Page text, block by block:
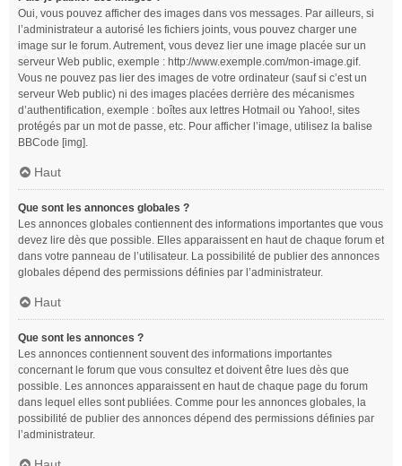
Oui, vous pouvez afficher des images dans vos messages. Par ailleurs, si
l’administrateur a autorisé les fichiers joints, vous pouvez charger une
image sur le forum. Autrement, vous devez lier une image placée sur un
serveur Web public, exemple : http://www.exemple.com/mon-image.gif.
Vous ne pouvez pas lier des images de votre ordinateur (sauf si c’est un
serveur Web public) ni des images placées derrière des mécanismes
d’authentification, exemple : boîtes aux lettres Hotmail ou Yahoo!, sites
protégés par un mot de passe, etc. Pour afficher l’image, utilisez la balise
BBCode [img].
Haut
Que sont les annonces globales ?
Les annonces globales contiennent des informations importantes que vous
devez lire dès que possible. Elles apparaissent en haut de chaque forum et
dans votre panneau de l’utilisateur. La possibilité de publier des annonces
globales dépend des permissions définies par l’administrateur.
Haut
Que sont les annonces ?
Les annonces contiennent souvent des informations importantes
concernant le forum que vous consultez et doivent être lues dès que
possible. Les annonces apparaissent en haut de chaque page du forum
dans lequel elles sont publiées. Comme pour les annonces globales, la
possibilité de publier des annonces dépend des permissions définies par
l’administrateur.